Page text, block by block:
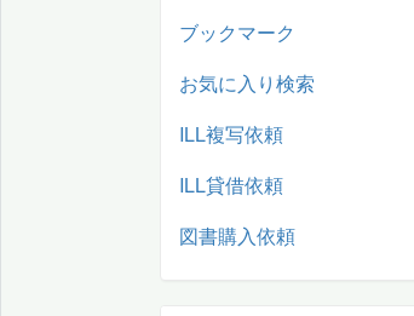
ブックマーク
お気に入り検索
ILL複写依頼
ILL貸借依頼
図書購入依頼